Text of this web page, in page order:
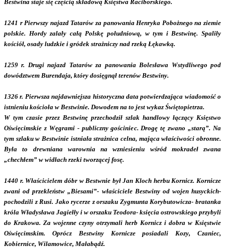
Bestwina staje się częścią składową Księstwa Raciborskiego.
1241 r Pierwszy najazd Tatarów za panowania Henryka Pobożnego na ziemie
polskie. Hordy zalały całą Polskę południową, w tym i Bestwinę. Spaliły
kościół, osady ludzkie i gródek strażniczy nad rzeką Łękawką.
1259 r. Drugi najazd Tatarów za panowania Bolesława Wstydliwego pod
dowództwem Burendaja, który dosięgnął terenów Bestwiny.
1326 r. Pierwsza najdawniejsza historyczna data potwierdzająca wiadomość o
istnieniu kościoła w Bestwinie. Dowodem na to jest wykaz Świętopietrza.
W tym czasie przez Bestwinę przechodził szlak handlowy łączący Księstwo
Oświęcimskie z Węgrami - publiczny gościniec. Drogę tę zwano „starą”. Na
tym szlaku w Bestwinie istniała strażnica celna, mająca właściwości obronne.
Była to drewniana warownia na wzniesieniu wśród mokradeł zwana
„chechłem” w widłach rzeki tworzącej fosę.
1440 r. Właścicielem dóbr w Bestwnie był Jan Kloch herbu Kornicz. Kornicze
zwani od przekleństw „Biesami”- właściciele Bestwiny od wojen husyckich-
pochodzili z Rusi. Jako rycerze z orszaku Zygmunta Korybutowicza- bratanka
króla Władysława Jagiełły i w orszaku Teodora- księcia ostrowskiego przybyli
do Krakowa. Za wojenne czyny otrzymali herb Kornicz i dobra w Księstwie
Oświęcimskim. Oprócz Bestwiny Kornicze posiadali Kozy, Czaniec,
Kobiernice, Wilamowice, Małabądź.